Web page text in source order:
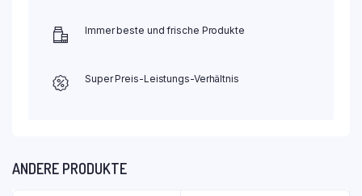
Immer beste und frische Produkte
Super Preis-Leistungs-Verhältnis
ANDERE PRODUKTE